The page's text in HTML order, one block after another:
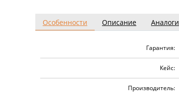
Особенности Описание Аналоги
Гарантия:
Кейс:
Производитель: